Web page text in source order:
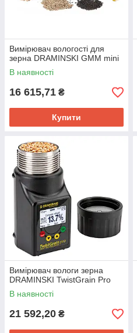
Вимірювач вологості для
зерна DRAMINSKI GMM mini
В наявності
16 615,71 ₴
Купити
Вимірювач вологи зерна
DRAMINSKI TwistGrain Pro
В наявності
21 592,20 ₴